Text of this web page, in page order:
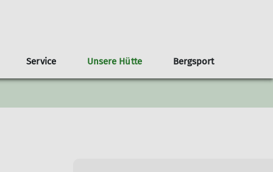
und Stornoregelungen Tourenarchiv
FAQ Jugend
Mehrtagestouren
Vereinsheim Hauptversammlung
Service
mein.alpenverein Lawinenlagebericht
Unsere Hütte
Aktuelles vom Spitzsteinhaus
Bergsport
Klimaschutz: Der DAV als Vorreiter